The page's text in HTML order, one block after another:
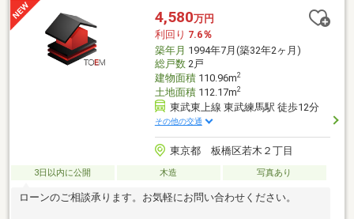
4,580万円
利回り 7.6％
築年月 1994年7月(築32年2ヶ月)
総戸数2戸
建物面積110.96m2
土地面積112.17m2
東武東上線 東武練馬駅 徒歩12分
その他の交通
東京都 板橋区若木２丁目
3日以内に公開 木造 写真あり
ローンのご相談承ります。お気軽にお問い合わせください。